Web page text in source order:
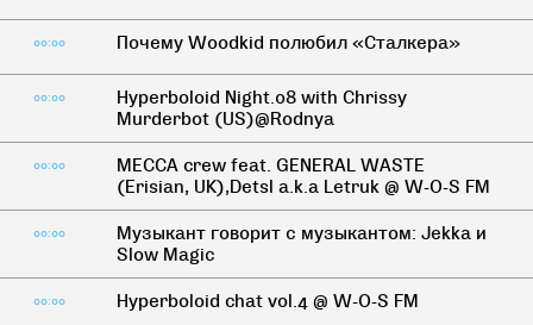
00:00 Почему Woodkid полюбил «Сталкера»
00:00
Hyperboloid Night.08 with Chrissy
Murderbot (US)@Rodnya
00:00
MECCA crew feat. GENERAL WASTE
(Erisian, UK),Detsl a.k.a Letruk @ W-O-S FM
00:00
Музыкант говорит с музыкантом: Jekka и
Slow Magic
00:00 Hyperboloid chat vol.4 @ W-O-S FM